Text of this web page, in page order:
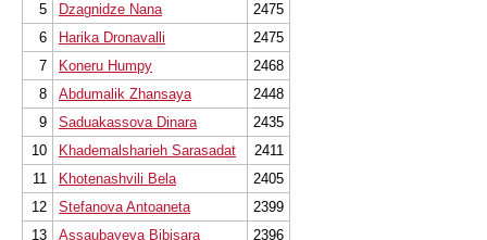
5
Dzagnidze Nana
2475
6
Harika Dronavalli
2475
7
Koneru Humpy
2468
8
Abdumalik Zhansaya
2448
9
Saduakassova Dinara
2435
10
Khademalsharieh Sarasadat
2411
11
Khotenashvili Bela
2405
12
Stefanova Antoaneta
2399
13
Assaubayeva Bibisara
2396